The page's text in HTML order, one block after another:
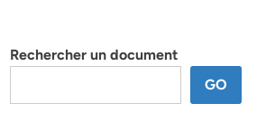
Rechercher un document
GO